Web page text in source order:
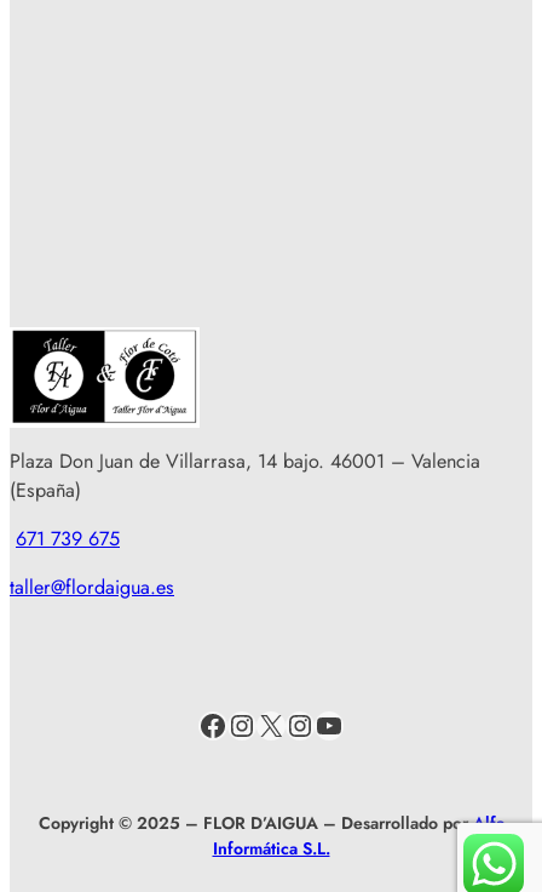
Plaza Don Juan de Villarrasa, 14 bajo. 46001 – Valencia
(España)
671 739 675
taller@flordaigua.es
Facebook
Instagram
X Instagram
YouTube
Copyright © 2025 – FLOR D’AIGUA – Desarrollado porAlfa
Informática S.L.